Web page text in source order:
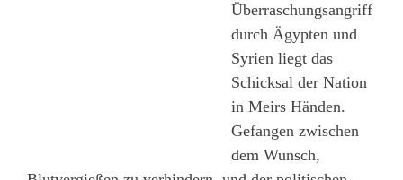
Überraschungsangriff
durch Ägypten und
Syrien liegt das
Schicksal der Nation
in Meirs Händen.
Gefangen zwischen
dem Wunsch,